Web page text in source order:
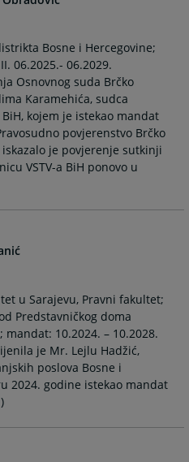
Bosne i Hercegovine;
06.2025.- 06.2029.
Osnovnog suda Brčko
Karamehića, sudca
kojem je istekao mandat
povjerenstvo Brčko
je povjerenje sutkinji
VSTV-a BiH ponovo u
u Sarajevu, Pravni fakultet;
Predstavničkog doma
10.2024. – 10.2028.
je Mr. Lejlu Hadžić,
poslova Bosne i
2024. godine istekao mandat